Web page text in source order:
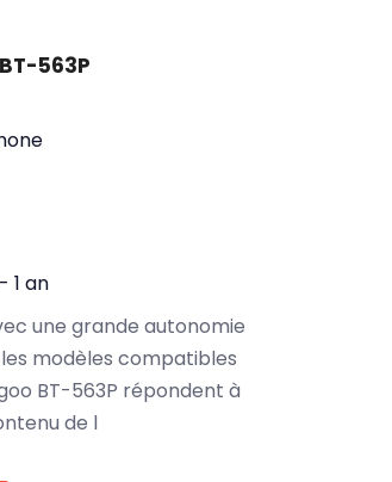
563P
1 an
une grande autonomie
modèles compatibles
BT-563P répondent à
de l